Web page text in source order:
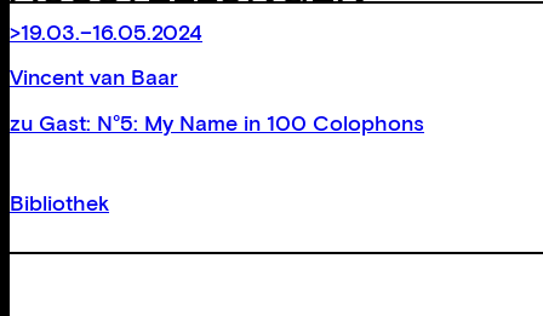
>19.03.–16.05.2024
Vincent van Baar
zu Gast: N°5: My Name in 100 Colophons
Bibliothek